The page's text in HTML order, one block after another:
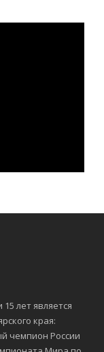
лет является
края:
чемпион России